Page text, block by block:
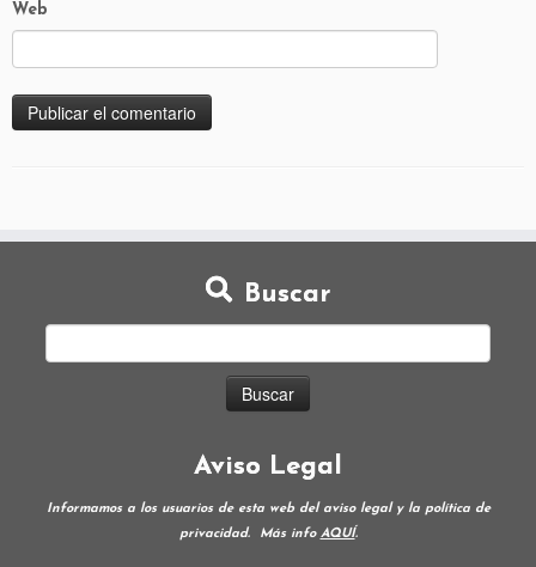
Web
Buscar
Aviso Legal
Informamos a los usuarios de esta web del aviso legal y la política de
privacidad.
Más info AQUÍ.